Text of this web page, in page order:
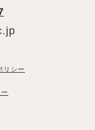
リシー